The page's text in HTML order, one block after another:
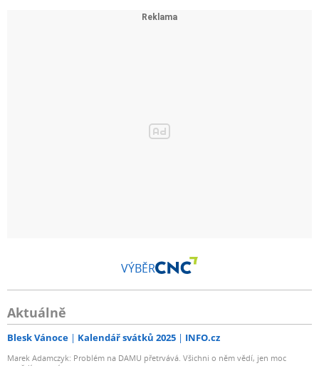
VÝBĚR
Aktuálně
Blesk Vánoce Kalendář svátků 2025 INFO.cz
Marek Adamczyk: Problém na DAMU přetrvává. Všichni o něm vědí, jen moc